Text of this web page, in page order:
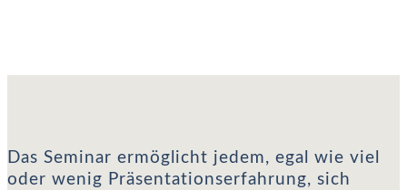
Das Seminar ermöglicht jedem, egal wie viel
oder wenig Präsentationserfahrung, sich